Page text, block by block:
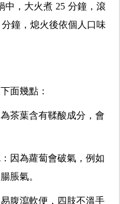
中，大火煮 25 分鐘，滾
分鐘，熄火後依個人口味
面幾點：
茶葉含有鞣酸成分，會
因為蘿蔔會破氣，例如
脹氣。
腹瀉軟便，四肢不溫手